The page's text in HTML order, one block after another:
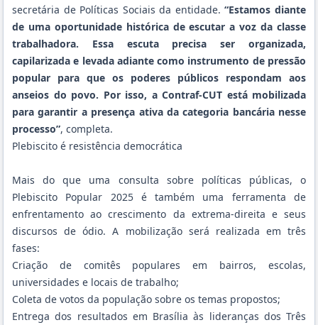
secretária de Políticas Sociais da entidade.“Estamos diante
de uma oportunidade histórica de escutar a voz da classe
trabalhadora. Essa escuta precisa ser organizada,
capilarizada e levada adiante como instrumento de pressão
popular para que os poderes públicos respondam aos
anseios do povo. Por isso, a Contraf-CUT está mobilizada
para garantir a presença ativa da categoria bancária nesse
processo”, completa.
Plebiscito é resistência democrática
Mais do que uma consulta sobre políticas públicas, o
Plebiscito Popular 2025 é também uma ferramenta de
enfrentamento ao crescimento da extrema-direita e seus
discursos de ódio. A mobilização será realizada em três
fases:
Criação de comitês populares em bairros, escolas,
universidades e locais de trabalho;
Coleta de votos da população sobre os temas propostos;
Entrega dos resultados em Brasília às lideranças dos Três